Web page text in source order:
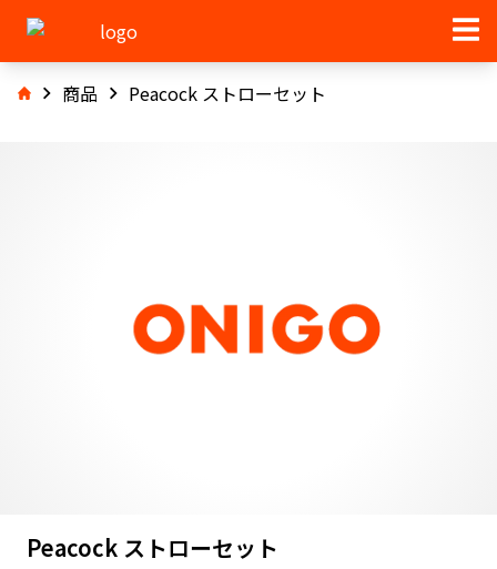
商品 Peacock ストローセット
Peacock ストローセット